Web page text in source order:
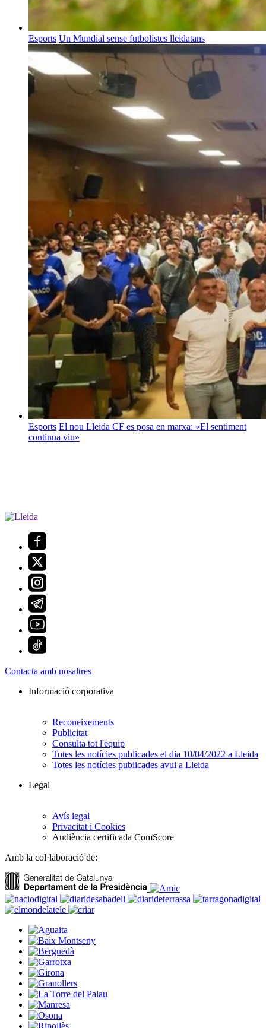
Esports Un Mundial sense futbolistes lleidatans
Esports El nou Lleida CF es posa en marxa: «El sentiment
continua viu»
Contacta amb nosaltres
Informació corporativa
Reconeixements
Publicitat
Consulta tot l'equip
Totes les notícies publicades el dia 10/04/2022 a Lleida
Totes les notícies publicades avui a Lleida
Legal
Avís legal
Privacitat i Cookies
Audiència certificada ComScore
Amb la col·laboració de: